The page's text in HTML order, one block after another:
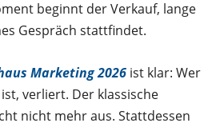
beginnt der Verkauf, lange
Gespräch stattfindet.
Marketing 2026 ist klar: Wer
verliert. Der klassische
nicht mehr aus. Stattdessen